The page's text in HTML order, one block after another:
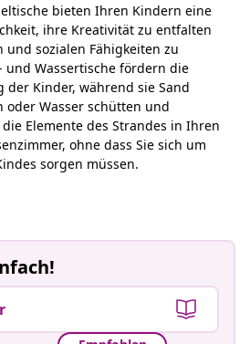
bieten Ihren Kindern eine
ihre Kreativität zu entfalten
sozialen Fähigkeiten zu
und Wassertische fördern die
der Kinder, während sie Sand
oder Wasser schütten und
Elemente des Strandes in Ihren
ohne dass Sie sich um
sorgen müssen.